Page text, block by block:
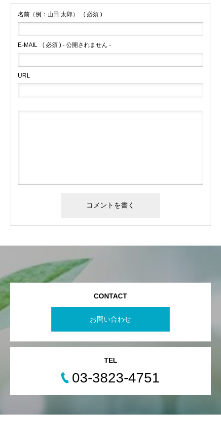
名前（例：山田 太郎） ( 必須 )
E-MAIL ( 必須 ) - 公開されません -
URL
CONTACT
お問い合わせ
TEL
03-3823-4751